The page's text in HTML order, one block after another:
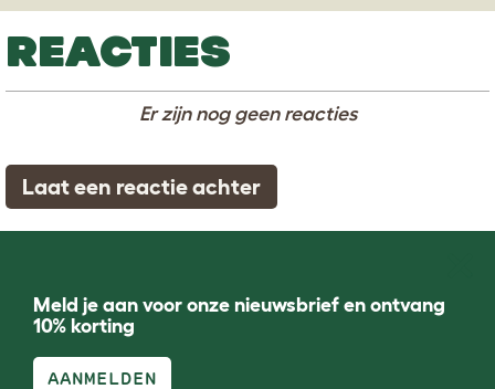
REACTIES
Er zijn nog geen reacties
Laat een reactie achter
Meld je aan voor onze nieuwsbrief en ontvang
10% korting
AANMELDEN